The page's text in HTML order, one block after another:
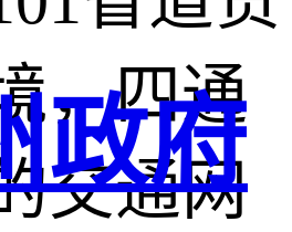
，四通
交通网
政府